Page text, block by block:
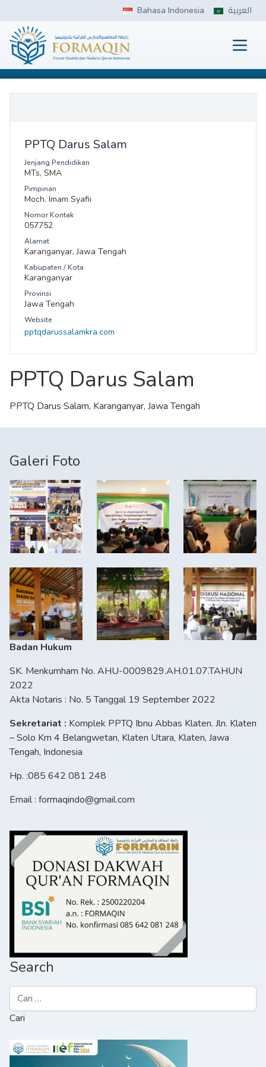
content
Bahasa Indonesia العربية
FORMAQIN
PPTQ Darus Salam
Jenjang Pendidikan
MTs, SMA
Pimpinan
Moch. Imam Syafii
Nomor Kontak
057752
Alamat
Karanganyar, Jawa Tengah
Kabupaten / Kota
Karanganyar
Provinsi
Jawa Tengah
Website
pptqdarussalamkra.com
PPTQ Darus Salam
PPTQ Darus Salam, Karanganyar, Jawa Tengah
Galeri Foto
Badan Hukum
SK. Menkumham No. AHU-0009829.AH.01.07.TAHUN
2022
Akta Notaris : No. 5 Tanggal 19 September 2022
Sekretariat : Komplek PPTQ Ibnu Abbas Klaten. Jln. Klaten
– Solo Km 4 Belangwetan, Klaten Utara, Klaten, Jawa
Tengah, Indonesia
Hp. :085 642 081 248
Email : formaqindo@gmail.com
Search
Cari
untuk: